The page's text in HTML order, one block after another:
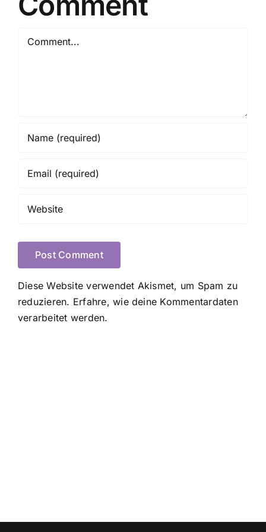
Comment
Diese Website verwendet Akismet, um Spam zu
reduzieren. Erfahre, wie deine Kommentardaten
verarbeitet werden.